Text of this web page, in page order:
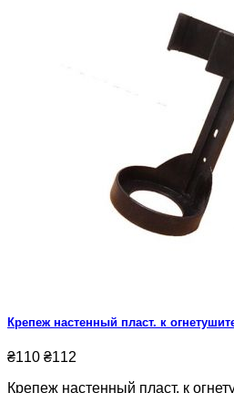
Крепеж настенный пласт. к
₴110 ₴112
Крепеж настенный пласт. к